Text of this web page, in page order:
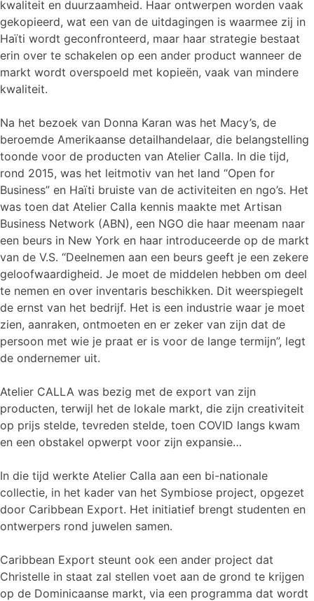
kwaliteit en duurzaamheid. Haar ontwerpen worden vaak
gekopieerd, wat een van de uitdagingen is waarmee zij in
Haïti wordt geconfronteerd, maar haar strategie bestaat
erin over te schakelen op een ander product wanneer de
markt wordt overspoeld met kopieën, vaak van mindere
kwaliteit.
Na het bezoek van Donna Karan was het Macy’s, de
beroemde Amerikaanse detailhandelaar, die belangstelling
toonde voor de producten van Atelier Calla. In die tijd,
rond 2015, was het leitmotiv van het land “Open for
Business” en Haïti bruiste van de activiteiten en ngo’s. Het
was toen dat Atelier Calla kennis maakte met Artisan
Business Network (ABN), een NGO die haar meenam naar
een beurs in New York en haar introduceerde op de markt
van de V.S. “Deelnemen aan een beurs geeft je een zekere
geloofwaardigheid. Je moet de middelen hebben om deel
te nemen en over inventaris beschikken. Dit weerspiegelt
de ernst van het bedrijf. Het is een industrie waar je moet
zien, aanraken, ontmoeten en er zeker van zijn dat de
persoon met wie je praat er is voor de lange termijn”, legt
de ondernemer uit.
Atelier CALLA was bezig met de export van zijn
producten, terwijl het de lokale markt, die zijn creativiteit
op prijs stelde, tevreden stelde, toen COVID langs kwam
en een obstakel opwerpt voor zijn expansie…
In die tijd werkte Atelier Calla aan een bi-nationale
collectie, in het kader van het Symbiose project, opgezet
door Caribbean Export. Het initiatief brengt studenten en
ontwerpers rond juwelen samen.
Caribbean Export steunt ook een ander project dat
Christelle in staat zal stellen voet aan de grond te krijgen
op de Dominicaanse markt, via een programma dat wordt